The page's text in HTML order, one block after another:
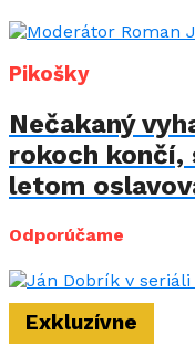
Pikošky
Nečakaný
rokoch končí,
letom
Odporúčame
Exkluzívne